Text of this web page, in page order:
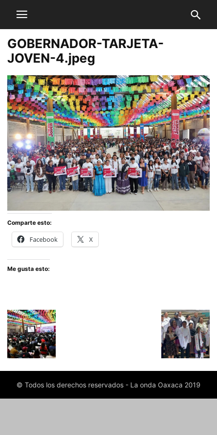
GOBERNADOR-TARJETA-
JOVEN-4.jpeg
Comparte esto:
Facebook X
Me gusta esto:
© Todos los derechos reservados - La onda Oaxaca 2019